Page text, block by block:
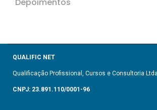
QUALIFIC NET
Qualificação Profissional, Cursos e Consultoria Ltda.
CNPJ: 23.891.110/0001-96